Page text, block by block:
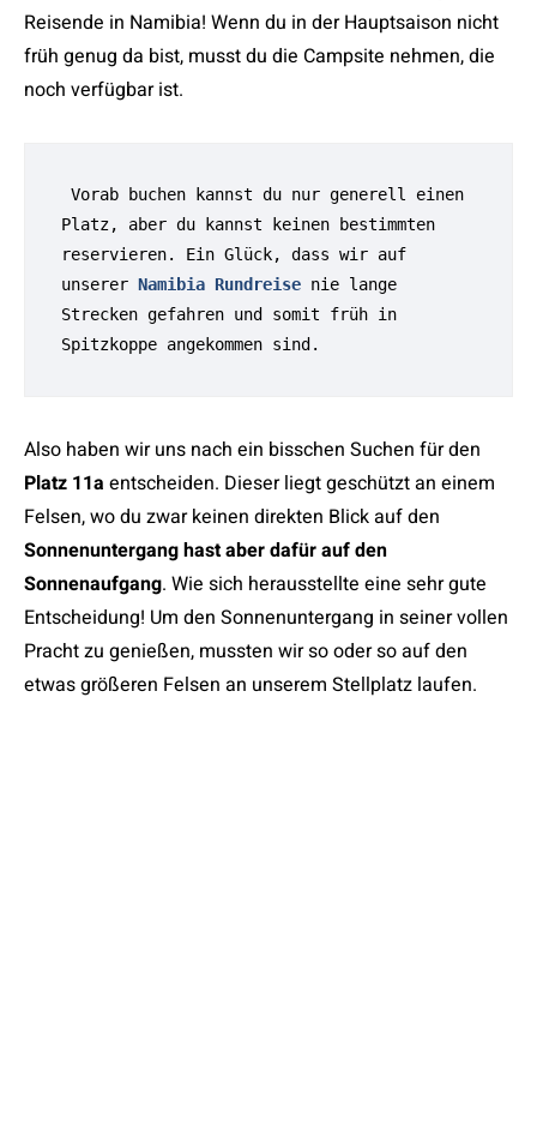
Reisende in Namibia! Wenn du in der Hauptsaison nicht
früh genug da bist, musst du die Campsite nehmen, die
noch verfügbar ist.
Platz, aber du kannst keinen bestimmten
reservieren. Ein Glück, dass wir auf
unserer Namibia Rundreise nie lange
Strecken gefahren und somit früh in
Spitzkoppe angekommen sind.
Also haben wir uns nach ein bisschen Suchen für den
Platz 11a entscheiden. Dieser liegt geschützt an einem
Felsen, wo du zwar keinen direkten Blick auf den
Sonnenunterganghast aber dafür auf den
Sonnenaufgang. Wie sich herausstellte eine sehr gute
Entscheidung! Um den Sonnenuntergang in seiner vollen
Pracht zu genießen, mussten wir so oder so auf den
etwas größeren Felsen an unserem Stellplatz laufen.